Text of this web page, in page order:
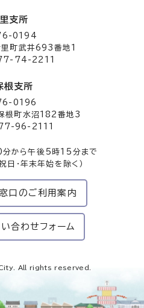
支所
0194
町武井693番地1
74-2211
根支所
0196
根町水沼182番地3
96-2111
分から午後5時15分まで
日・年末年始を除く）
口のご利用案内
合わせフォーム
All rights reserved.